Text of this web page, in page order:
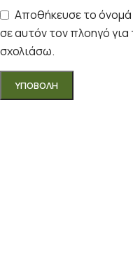
Αποθήκευσε το όνομά
σε αυτόν τον πλοηγό
σχολιάσω.